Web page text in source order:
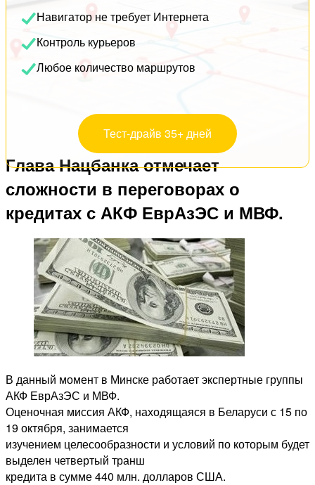
Навигатор не требует Интернета
Контроль курьеров
Любое количество маршрутов
Тест-драйв 35+ дней
Глава Нацбанка отмечает
сложности в переговорах о
кредитах с АКФ ЕврАзЭС и МВФ.
В данный момент в Минске работает экспертные группы
АКФ ЕврАзЭС и МВФ.
Оценочная миссия АКФ, находящаяся в Беларуси с 15 по
19 октября, занимается
изучением целесообразности и условий по которым будет
выделен четвертый транш
кредита в сумме 440 млн. долларов США.